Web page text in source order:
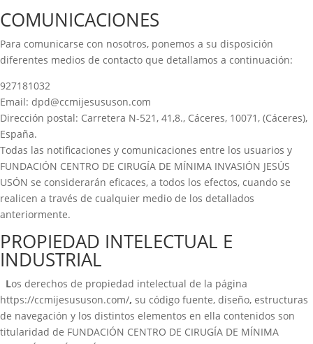
COMUNICACIONES
Para comunicarse con nosotros, ponemos a su disposición
diferentes medios de contacto que detallamos a continuación:
927181032
Email: dpd@ccmijesususon.com
Dirección postal: Carretera N-521, 41,8., Cáceres, 10071, (Cáceres),
España.
Todas las notificaciones y comunicaciones entre los usuarios y
FUNDACIÓN CENTRO DE CIRUGÍA DE MÍNIMA INVASIÓN JESÚS
USÓN se considerarán eficaces, a todos los efectos, cuando se
realicen a través de cualquier medio de los detallados
anteriormente.
PROPIEDAD INTELECTUAL E
INDUSTRIAL
Los derechos de propiedad intelectual de la página
https://ccmijesususon.com/, su código fuente, diseño, estructuras
de navegación y los distintos elementos en ella contenidos son
titularidad de FUNDACIÓN CENTRO DE CIRUGÍA DE MÍNIMA